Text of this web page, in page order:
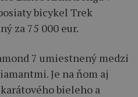
bicykel Trek
za 75 000 eur.
7 umiestnený medzi
Je na ňom aj
bieleho a